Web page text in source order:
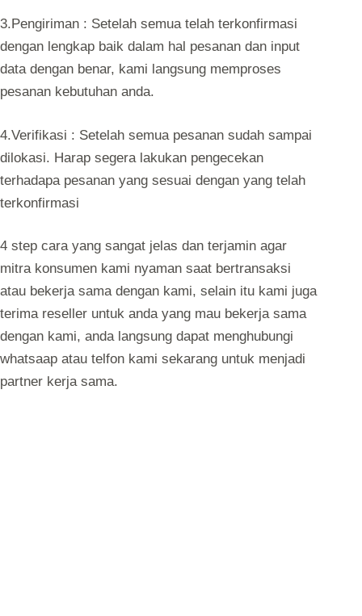
3.Pengiriman : Setelah semua telah terkonfirmasi
dengan lengkap baik dalam hal pesanan dan input
data dengan benar, kami langsung memproses
pesanan kebutuhan anda.
4.Verifikasi : Setelah semua pesanan sudah sampai
dilokasi. Harap segera lakukan pengecekan
terhadapa pesanan yang sesuai dengan yang telah
terkonfirmasi
4 step cara yang sangat jelas dan terjamin agar
mitra konsumen kami nyaman saat bertransaksi
atau bekerja sama dengan kami, selain itu kami juga
terima reseller untuk anda yang mau bekerja sama
dengan kami, anda langsung dapat menghubungi
whatsaap atau telfon kami sekarang untuk menjadi
partner kerja sama.